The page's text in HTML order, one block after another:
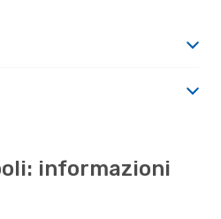
informazioni